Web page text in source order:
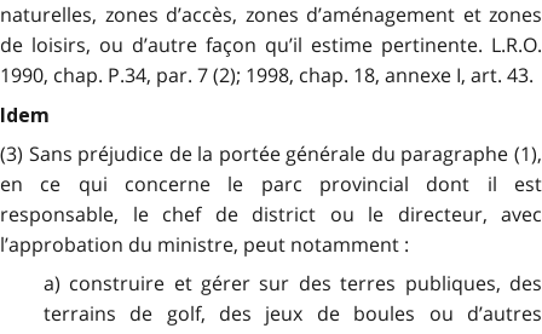
naturelles, zones d’accès, zones d’aménagement et zones
de loisirs, ou d’autre façon qu’il estime pertinente. L.R.O.
1990, chap. P.34, par. 7 (2); 1998, chap. 18, annexe I, art. 43.
Idem
(3) Sans préjudice de la portée générale du paragraphe (1),
en ce qui concerne le parc provincial dont il est
responsable, le chef de district ou le directeur, avec
l’approbation du ministre, peut notamment :
a) construire et gérer sur des terres publiques, des
terrains de golf, des jeux de boules ou d’autres